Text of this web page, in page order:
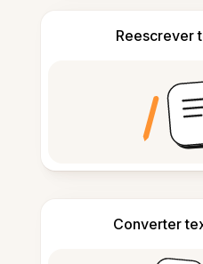
Reescrever
Converter